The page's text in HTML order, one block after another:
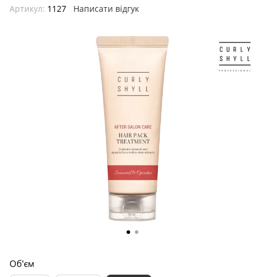
Артикул: 1127 Написати відгук
Об'єм